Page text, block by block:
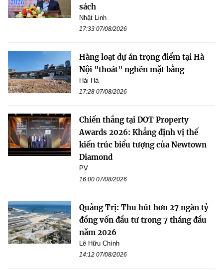
sách
Nhật Linh
17:33 07/08/2026
Hàng loạt dự án trọng điểm tại Hà
Nội "thoát" nghẽn mặt bằng
Hải Hà
17:28 07/08/2026
Chiến thắng tại DOT Property
Awards 2026: Khẳng định vị thế
kiến trúc biểu tượng của Newtown
Diamond
PV
16:00 07/08/2026
Quảng Trị: Thu hút hơn 27 ngàn tỷ
đồng vốn đầu tư trong 7 tháng đầu
năm 2026
Lê Hữu Chính
14:12 07/08/2026